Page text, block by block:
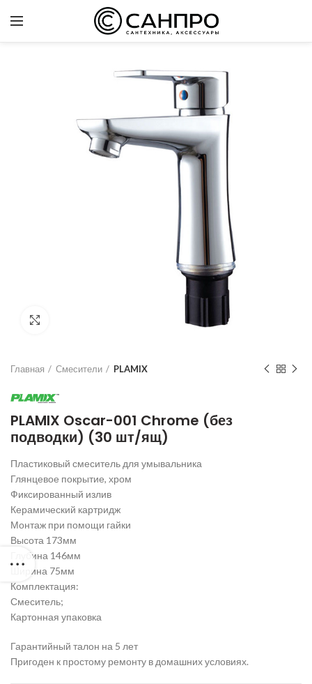
Главная Смесители PLAMIX
PLAMIX Oscar-001 Chrome (без
подводки) (30 шт/ящ)
Пластиковый смеситель для умывальника
Глянцевое покрытие, хром
Фиксированный излив
Керамический картридж
Монтаж при помощи гайки
Высота 173мм
Глубина 146мм
Ширина 75мм
Комплектация:
Смеситель;
Картонная упаковка
Гарантийный талон на 5 лет
Пригоден к простому ремонту в домашних условиях.